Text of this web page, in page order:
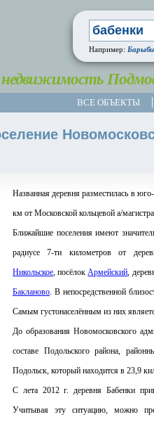
ВСЕ ОБЪЕКТЫ
Например:
Названная деревня разместилась в
км от Московской кольцевой а/
Ближайшие поселения имеют
радиусе 7-ти километров от
Никольское, посёлокАрмейский,
Бакланово. В непосредственной
Самым густонаселённым из них
До образования Новомосковского
составе Подольского района,
Подольск, который находится в 23,9
C лета 2012 г. деревня Бабенки
Учитывая эту ситуацию, можно